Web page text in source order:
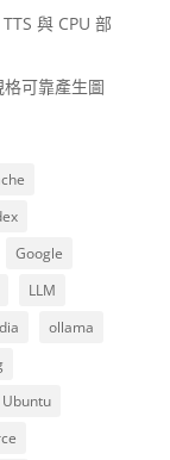
與 CPU 部
可靠產生圖
Google
LLM
ollama
Ubuntu